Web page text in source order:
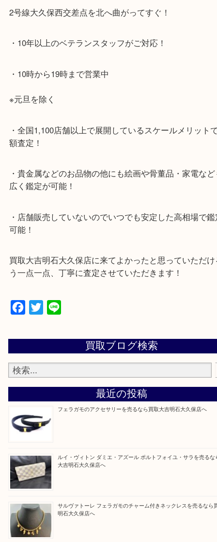
・最寄り駅のご案内
JR神戸線「大久保駅」
より徒歩10分
・お車でのご来店の方
ナビ検索「大吉明石大久保店」で検索してくだい。
・10年以上のベテランスタッフがご対応！
・10時から19時まで営業中
額査定！
・貴金属などのお品物の他にも絵画や骨董品・家電
広く鑑定が可能！
・店舗販売していないのでいつでも安定した高相場
可能！
買取大吉明石大久保店に来てよかったと思っていた
う一点一点、丁寧に査定させていただきます！
Facebook
Twitter
Line